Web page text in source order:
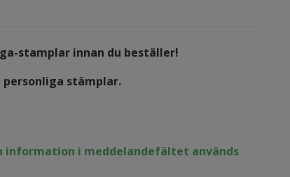
stamplar innan du beställer!
stämplar.
information i meddelandefältet används